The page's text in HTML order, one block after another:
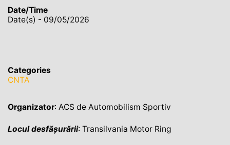
Date/Time
Date(s) - 09/05/2026
Categories
CNTA
Organizator: ACS de Automobilism Sportiv
Locul desfășurării: Transilvania Motor Ring